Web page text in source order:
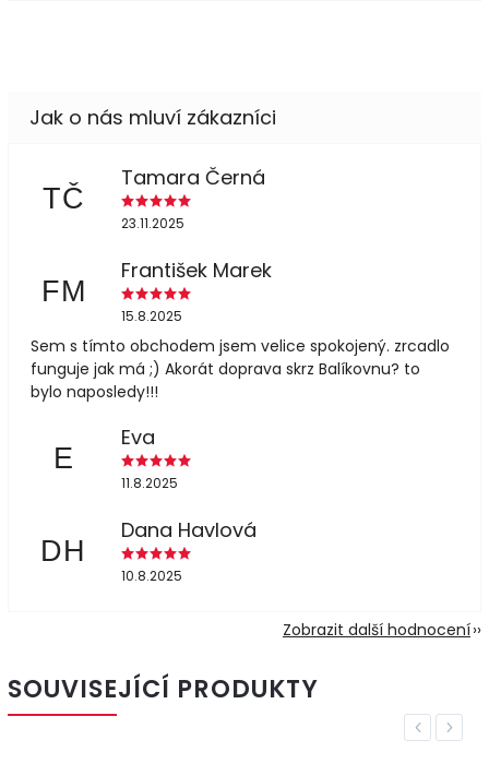
TČ
Tamara Černá
23.11.2025
FM
František Marek
15.8.2025
Sem s tímto obchodem jsem velice spokojený. zrcadlo
funguje jak má ;) Akorát doprava skrz Balíkovnu? to
bylo naposledy!!!
E
Eva
11.8.2025
DH
Dana Havlová
10.8.2025
Zobrazit další hodnocení
SOUVISEJÍCÍ PRODUKTY
Previous
Next